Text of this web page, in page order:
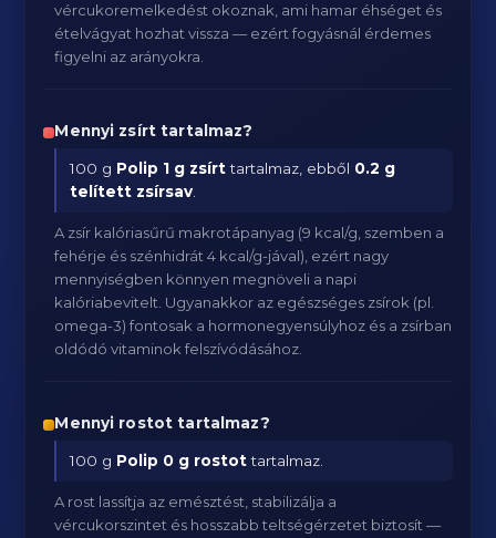
vércukoremelkedést okoznak, ami hamar éhséget és
ételvágyat hozhat vissza — ezért fogyásnál érdemes
figyelni az arányokra.
Mennyi zsírt tartalmaz?
100 g Polip 1 g zsírttartalmaz, ebből 0.2 g
telített zsírsav
A zsír kalóriasűrű makrotápanyag (9 kcal/g, szemben a
fehérje és szénhidrát 4 kcal/g-jával), ezért nagy
mennyiségben könnyen megnöveli a napi
kalóriabevitelt. Ugyanakkor az egészséges zsírok (pl.
omega-3) fontosak a hormonegyensúlyhoz és a zsírban
oldódó vitaminok felszívódásához.
Mennyi rostot tartalmaz?
100 g Polip 0 g rostottartalmaz.
A rost lassítja az emésztést, stabilizálja a
vércukorszintet és hosszabb teltségérzetet biztosít —